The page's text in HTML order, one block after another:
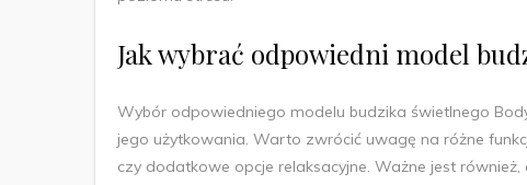
Jak wybrać odpowiedni model
Wybór odpowiedniego modelu budzika świetlnego
jego użytkowania. Warto zwrócić uwagę na różne
czy dodatkowe opcje relaksacyjne. Ważne jest